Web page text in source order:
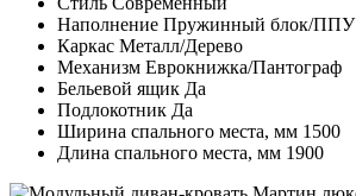
Наполнение Пружинный блок/ППУ
Каркас Металл/Дерево
Механизм Еврокнижка/Пантограф
Бельевой ящик Да
Подлокотник Да
Ширина спального места, мм 1500
Длина спального места, мм 1900